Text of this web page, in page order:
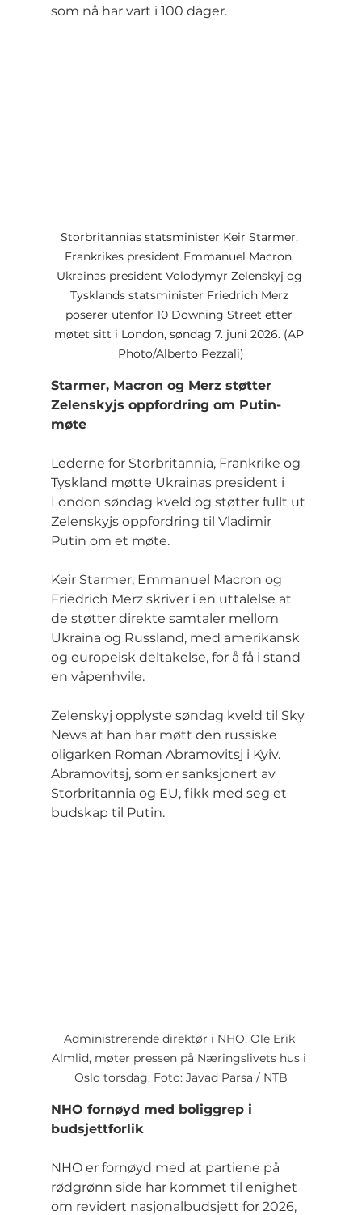
som nå har vart i 100 dager.
Storbritannias statsminister Keir Starmer,
Frankrikes president Emmanuel Macron,
Ukrainas president Volodymyr Zelenskyj og
Tysklands statsminister Friedrich Merz
poserer utenfor 10 Downing Street etter
møtet sitt i London, søndag 7. juni 2026. (AP
Photo/Alberto Pezzali)
Starmer, Macron og Merz støtter
Zelenskyjs oppfordring om Putin-
møte
Lederne for Storbritannia, Frankrike og
Tyskland møtte Ukrainas president i
London søndag kveld og støtter fullt ut
Zelenskyjs oppfordring til Vladimir
Putin om et møte.
Keir Starmer, Emmanuel Macron og
Friedrich Merz skriver i en uttalelse at
de støtter direkte samtaler mellom
Ukraina og Russland, med amerikansk
og europeisk deltakelse, for å få i stand
en våpenhvile.
Zelenskyj opplyste søndag kveld til Sky
News at han har møtt den russiske
oligarken Roman Abramovitsj i Kyiv.
Abramovitsj, som er sanksjonert av
Storbritannia og EU, fikk med seg et
budskap til Putin.
Administrerende direktør i NHO, Ole Erik
Almlid, møter pressen på Næringslivets hus i
Oslo torsdag. Foto: Javad Parsa / NTB
NHO fornøyd med boliggrep i
budsjettforlik
NHO er fornøyd med at partiene på
rødgrønn side har kommet til enighet
om revidert nasjonalbudsjett for 2026,